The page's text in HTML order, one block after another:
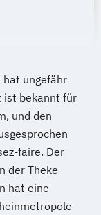
hat ungefähr
ist bekannt für
und den
faire. Der
der Theke
hat eine